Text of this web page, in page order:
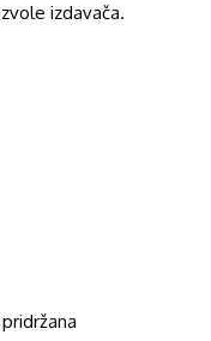
izdavača.